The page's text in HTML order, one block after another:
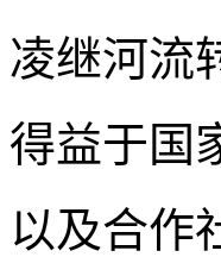
凌继河流
得益于国
以及合作